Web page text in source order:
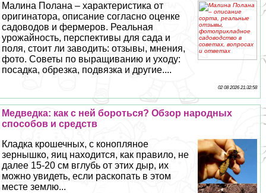
Малина Полана – хаpaктеристика от
оригинатора, описание согласно оценке
садоводов и фермеров. Реальная
урожайность, перспективы для сада и
поля, стоит ли заводить: отзывы, мнения,
фото. Советы по выращиванию и уходу:
посадка, обрезка, подвязка и другие....
02 08 2026 21:32:58
Медведка: как с ней бороться? Обзор народных
способов и средств
Кладка крошечных, с конопляное
зернышко, яиц находится, как правило, не
далее 15-20 см вглубь от этих дыр, их
можно увидеть, если раскопать в этом
месте землю...